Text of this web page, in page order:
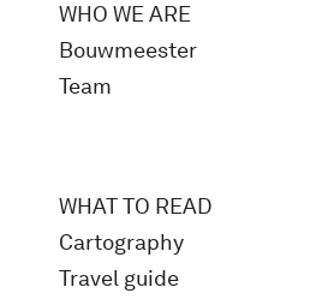
WHO WE ARE
Bouwmeester
Team
WHAT TO READ
Cartography
Travel guide